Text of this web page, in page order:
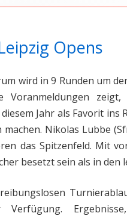
Opens
wird in 9 Runden um
zeigt,
Jahr als Favorit ins
Nikolas Lubbe (
das Spitzenfeld. Mit
besetzt sein als in den